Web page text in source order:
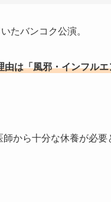
たバンコク公演。
は「風邪・インフル
から十分な休養が必